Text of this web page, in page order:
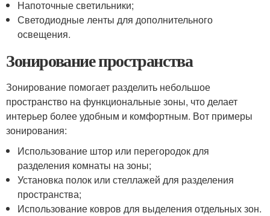
Напоточные светильники;
Светодиодные ленты для дополнительного
освещения.
Зонирование пространства
Зонирование помогает разделить небольшое
пространство на функциональные зоны, что делает
интерьер более удобным и комфортным. Вот примеры
зонирования:
Использование штор или перегородок для
разделения комнаты на зоны;
Установка полок или стеллажей для разделения
пространства;
Использование ковров для выделения отдельных зон.